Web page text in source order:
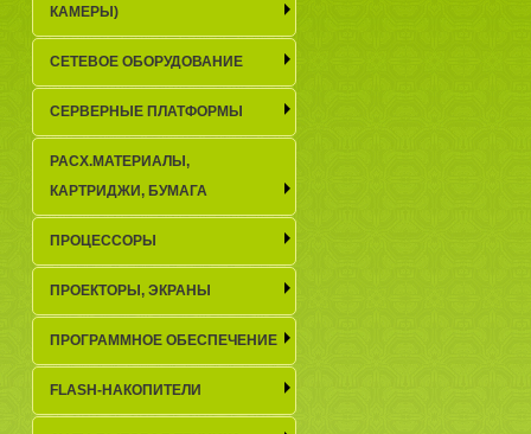
КАМЕРЫ)
СЕТЕВОЕ ОБОРУДОВАНИЕ
СЕРВЕРНЫЕ ПЛАТФОРМЫ
РАСХ.МАТЕРИАЛЫ,
КАРТРИДЖИ, БУМАГА
ПРОЦЕССОРЫ
ПРОЕКТОРЫ, ЭКРАНЫ
ПРОГРАММНОЕ ОБЕСПЕЧЕНИЕ
FLASH-НАКОПИТЕЛИ